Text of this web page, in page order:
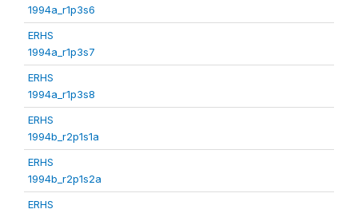
1994a_r1p3s6
ERHS
1994a_r1p3s7
ERHS
1994a_r1p3s8
ERHS
1994b_r2p1s1a
ERHS
1994b_r2p1s2a
ERHS